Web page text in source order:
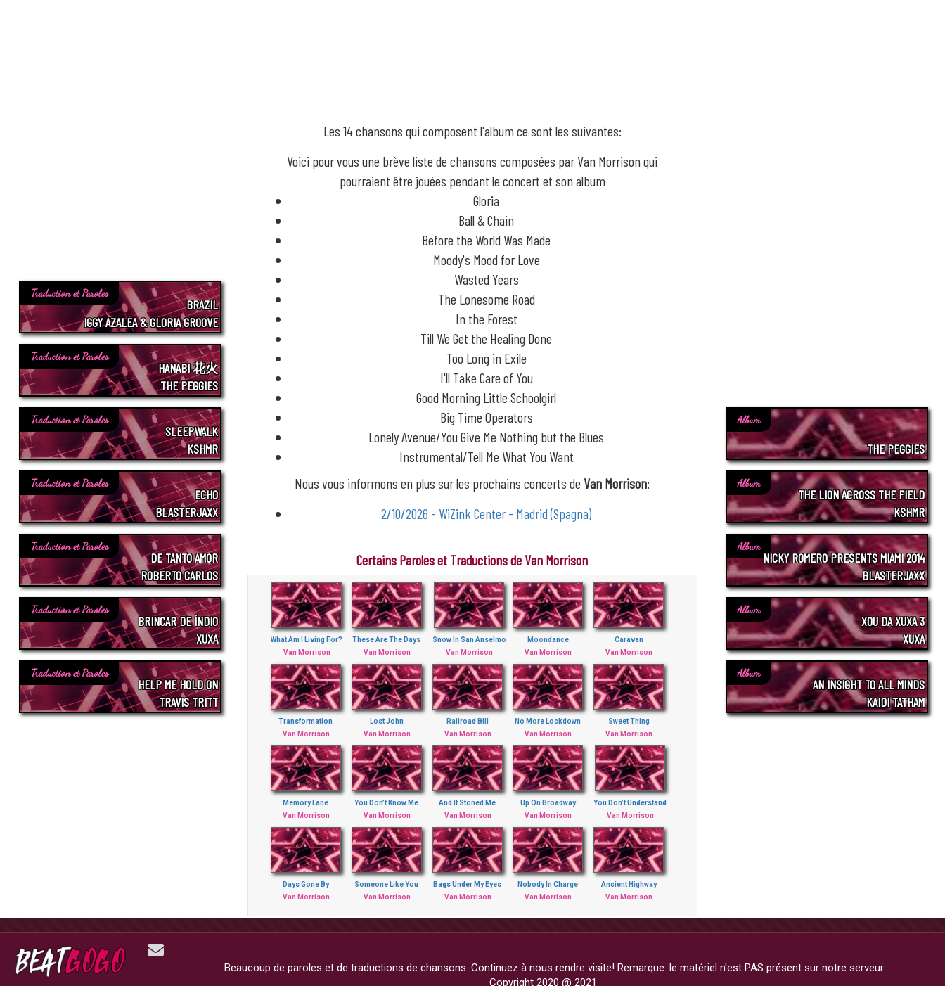
Les 14 chansons qui composent l'album ce sont les suivantes:
Voici pour vous une brève liste de chansons composées par Van Morrison qui
pourraient être jouées pendant le concert et son album
Gloria
Ball & Chain
Before the World Was Made
Moody's Mood for Love
Wasted Years
The Lonesome Road
In the Forest
Till We Get the Healing Done
Too Long in Exile
I'll Take Care of You
Good Morning Little Schoolgirl
Big Time Operators
Lonely Avenue/You Give Me Nothing but the Blues
Instrumental/Tell Me What You Want
Nous vous informons en plus sur les prochains concerts de Van Morrison:
2/10/2026 - WiZink Center - Madrid (Spagna)
Certains Paroles et Traductions de Van Morrison
What Am I Living For?
Van Morrison
These Are The Days
Van Morrison
Snow In San Anselmo
Van Morrison
Moondance
Van Morrison
Caravan
Van Morrison
Transformation
Van Morrison
Lost John
Van Morrison
Railroad Bill
Van Morrison
No More Lockdown
Van Morrison
Sweet Thing
Van Morrison
Memory Lane
Van Morrison
You Don’t Know Me
Van Morrison
And It Stoned Me
Van Morrison
Up On Broadway
Van Morrison
You Don’t Understand
Van Morrison
Days Gone By
Van Morrison
Someone Like You
Van Morrison
Bags Under My Eyes
Van Morrison
Nobody In Charge
Van Morrison
Ancient Highway
Van Morrison
Traduction et Paroles
BRAZIL
IGGY AZALEA & GLORIA GROOVE
Traduction et Paroles
HANABI 花火
THE PEGGIES
Traduction et Paroles
SLEEPWALK
KSHMR
Traduction et Paroles
ECHO
BLASTERJAXX
Traduction et Paroles
DE TANTO AMOR
ROBERTO CARLOS
Traduction et Paroles
BRINCAR DE ÍNDIO
XUXA
Traduction et Paroles
HELP ME HOLD ON
TRAVIS TRITT
Album
THE PEGGIES
Album
THE LION ACROSS THE FIELD
KSHMR
Album
NICKY ROMERO PRESENTS MIAMI 2014
BLASTERJAXX
Album
XOU DA XUXA 3
XUXA
Album
AN INSIGHT TO ALL MINDS
KAIDI TATHAM
Beaucoup de paroles et de traductions de chansons. Continuez à nous rendre visite! Remarque: le matériel n'est PAS présent sur notre serveur.
Copyright 2020 @ 2021